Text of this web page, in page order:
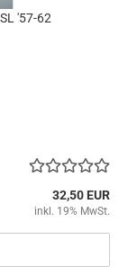
'57-62
32,50 EUR
inkl. 19% MwSt.